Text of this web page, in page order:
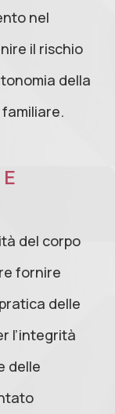
nel
il rischio
della
del corpo
fornire
delle
l’integrità
delle